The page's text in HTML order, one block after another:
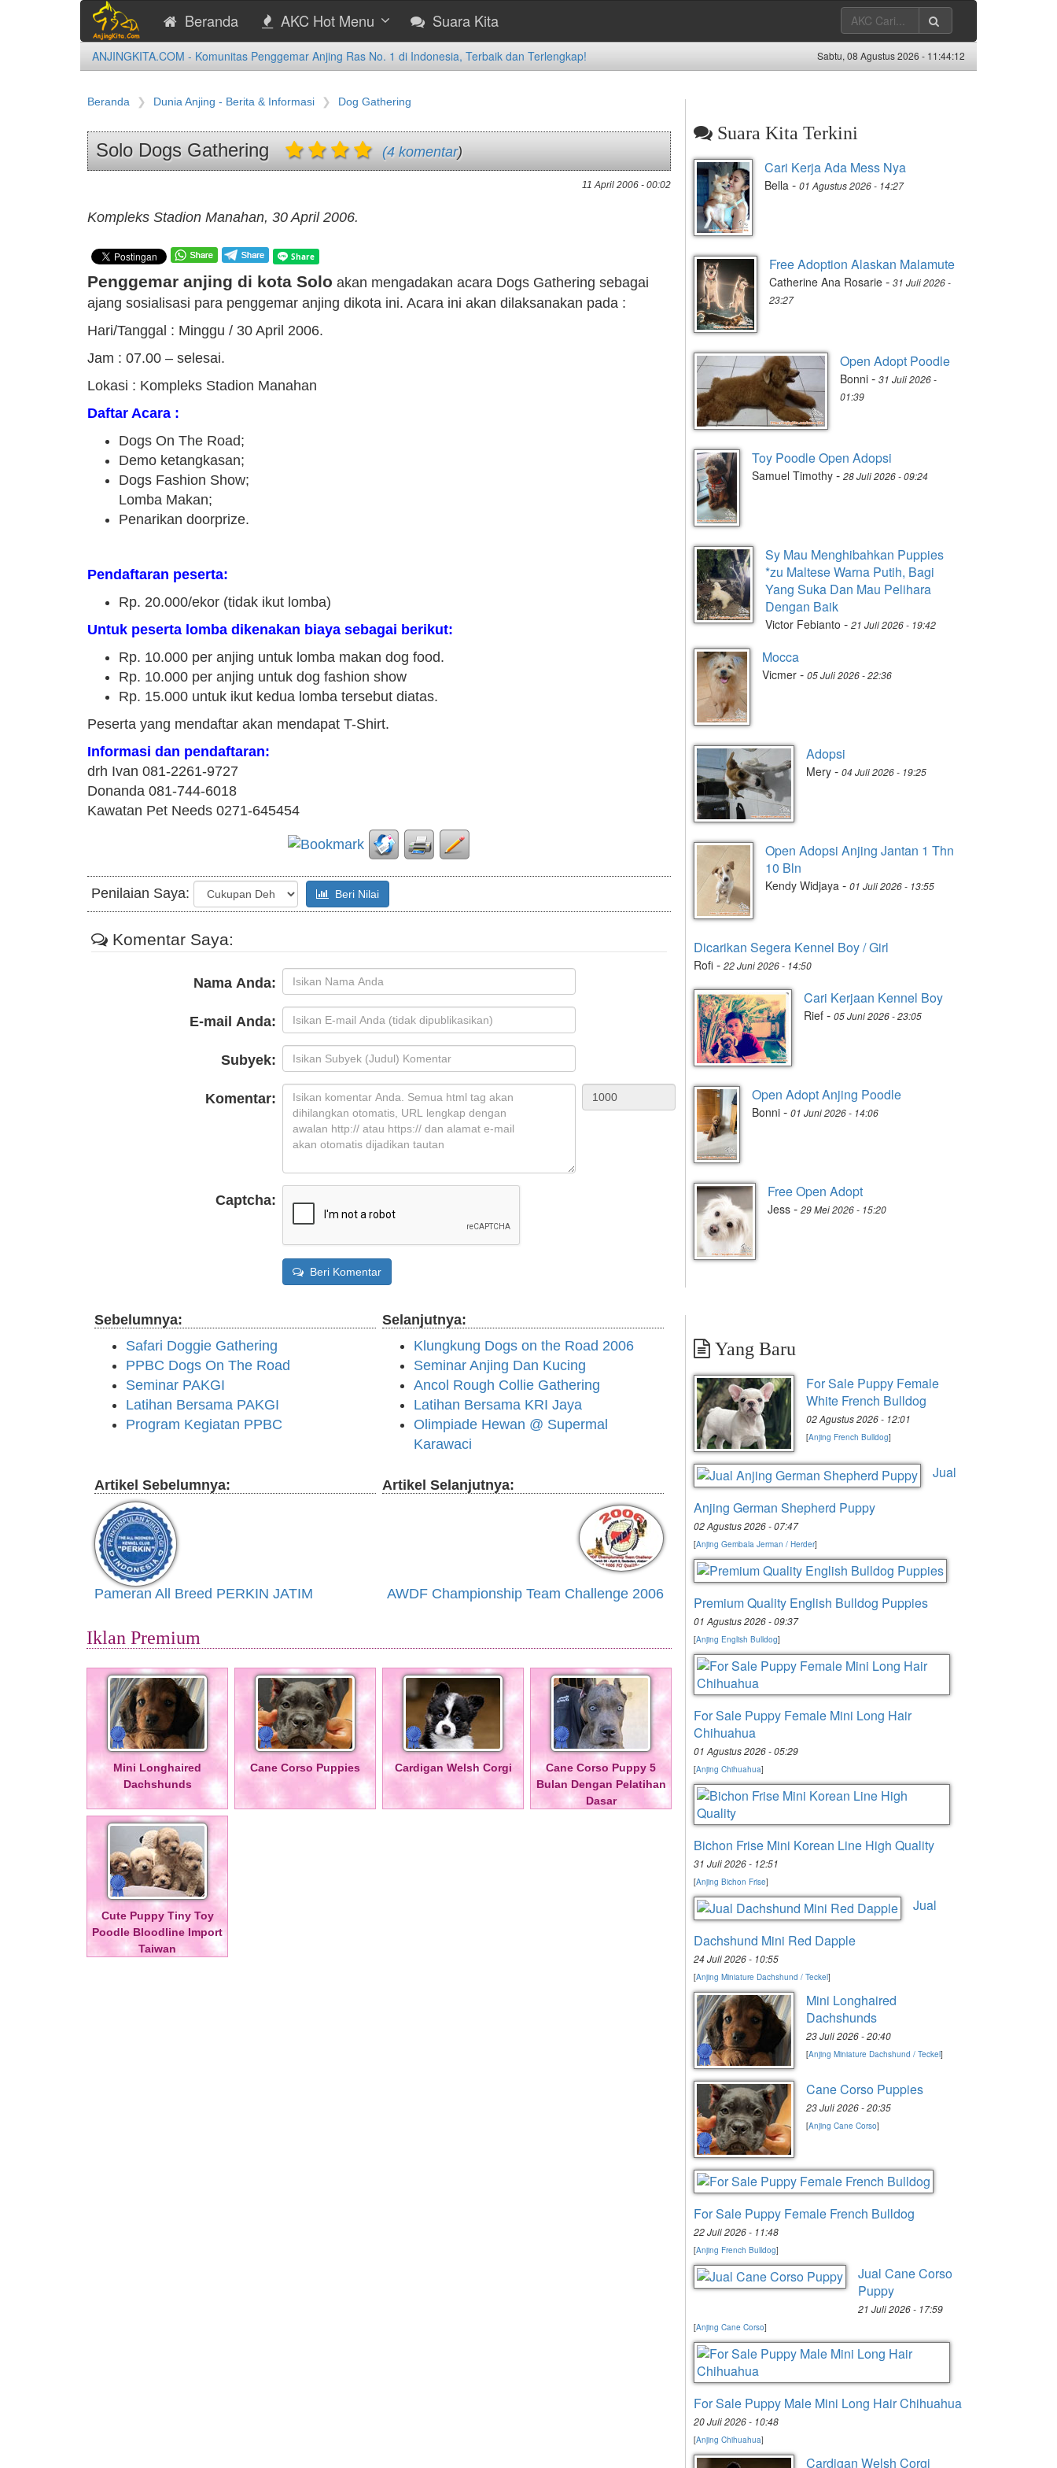
Beranda AKC Hot Menu Suara Kita
ANJINGKITA.COM - Komunitas Penggemar Anjing Ras No. 1 di Indonesia, Terbaik dan Terlengkap! Sabtu, 08 Agustus 2026 - 11:44:13
Beranda Dunia Anjing - Berita & Informasi Dog Gathering
Solo Dogs Gathering (4 komentar)
11 April 2006 - 00:02
Kompleks Stadion Manahan, 30 April 2006.
Penggemar anjing di kota Solo akan mengadakan acara Dogs Gathering sebagai
ajang sosialisasi para penggemar anjing dikota ini. Acara ini akan dilaksanakan pada :
Hari/Tanggal : Minggu / 30 April 2006.
Jam : 07.00 – selesai.
Lokasi : Kompleks Stadion Manahan
Daftar Acara :
Dogs On The Road;
Demo ketangkasan;
Dogs Fashion Show;
Lomba Makan;
Penarikan doorprize.
Pendaftaran peserta:
Rp. 20.000/ekor (tidak ikut lomba)
Untuk peserta lomba dikenakan biaya sebagai berikut:
Rp. 10.000 per anjing untuk lomba makan dog food.
Rp. 10.000 per anjing untuk dog fashion show
Rp. 15.000 untuk ikut kedua lomba tersebut diatas.
Peserta yang mendaftar akan mendapat T-Shirt.
Informasi dan pendaftaran:
drh Ivan 081-2261-9727
Donanda 081-744-6018
Kawatan Pet Needs 0271-645454
Penilaian Saya: Beri Nilai
Komentar Saya:
Nama Anda:
E-mail Anda:
Subyek:
Komentar:
Captcha:
Beri Komentar
Sebelumnya:
Safari Doggie Gathering
PPBC Dogs On The Road
Seminar PAKGI
Latihan Bersama PAKGI
Program Kegiatan PPBC
Selanjutnya:
Klungkung Dogs on the Road 2006
Seminar Anjing Dan Kucing
Ancol Rough Collie Gathering
Latihan Bersama KRI Jaya
Olimpiade Hewan @ Supermal
Karawaci
Artikel Sebelumnya:
Pameran All Breed PERKIN JATIM
Artikel Selanjutnya:
AWDF Championship Team Challenge 2006
Iklan Premium
Mini Longhaired
Dachshunds
Cane Corso Puppies Cardigan Welsh Corgi
Cane Corso Puppy 5
Bulan Dengan Pelatihan
Dasar
Cute Puppy Tiny Toy
Poodle Bloodline Import
Taiwan
Suara Kita Terkini
Cari Kerja Ada Mess Nya
Bella - 01 Agustus 2026 - 14:27
Free Adoption Alaskan Malamute
Catherine Ana Rosarie - 31 Juli 2026 -
23:27
Open Adopt Poodle
Bonni - 31 Juli 2026 -
01:39
Toy Poodle Open Adopsi
Samuel Timothy - 28 Juli 2026 - 09:24
Sy Mau Menghibahkan Puppies
*zu Maltese Warna Putih, Bagi
Yang Suka Dan Mau Pelihara
Dengan Baik
Victor Febianto - 21 Juli 2026 - 19:42
Mocca
Vicmer - 05 Juli 2026 - 22:36
Adopsi
Mery - 04 Juli 2026 - 19:25
Open Adopsi Anjing Jantan 1 Thn
10 Bln
Kendy Widjaya - 01 Juli 2026 - 13:55
Dicarikan Segera Kennel Boy / Girl
Rofi - 22 Juni 2026 - 14:50
Cari Kerjaan Kennel Boy
Rief - 05 Juni 2026 - 23:05
Open Adopt Anjing Poodle
Bonni - 01 Juni 2026 - 14:06
Free Open Adopt
Jess - 29 Mei 2026 - 15:20
Yang Baru
For Sale Puppy Female
White French Bulldog
02 Agustus 2026 - 12:01
[Anjing French Bulldog]
Jual
Anjing German Shepherd Puppy
02 Agustus 2026 - 07:47
[Anjing Gembala Jerman / Herder]
Premium Quality English Bulldog Puppies
01 Agustus 2026 - 09:37
[Anjing English Bulldog]
For Sale Puppy Female Mini Long Hair
Chihuahua
01 Agustus 2026 - 05:29
[Anjing Chihuahua]
Bichon Frise Mini Korean Line High Quality
31 Juli 2026 - 12:51
[Anjing Bichon Frise]
Jual
Dachshund Mini Red Dapple
24 Juli 2026 - 10:55
[Anjing Miniature Dachshund / Teckel]
Mini Longhaired
Dachshunds
23 Juli 2026 - 20:40
[Anjing Miniature Dachshund / Teckel]
Cane Corso Puppies
23 Juli 2026 - 20:35
[Anjing Cane Corso]
For Sale Puppy Female French Bulldog
22 Juli 2026 - 11:48
[Anjing French Bulldog]
Jual Cane Corso
Puppy
21 Juli 2026 - 17:59
[Anjing Cane Corso]
For Sale Puppy Male Mini Long Hair Chihuahua
20 Juli 2026 - 10:48
[Anjing Chihuahua]
Cardigan Welsh Corgi